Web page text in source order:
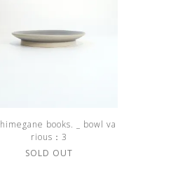
books. _ bowl va
rious：3
SOLD OUT